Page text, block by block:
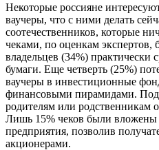
Некоторые россияне
ваучеры, что с ними делать
соотечественников, которые
чеками, по оценкам
владельцев (34%) практически
бумаги. Еще четверть (25%)
ваучеры в инвестиционные
финансовыми пирамидами.
родителям или родственникам
Лишь 15% чеков были вложены
предприятия, позволив
акционерами.